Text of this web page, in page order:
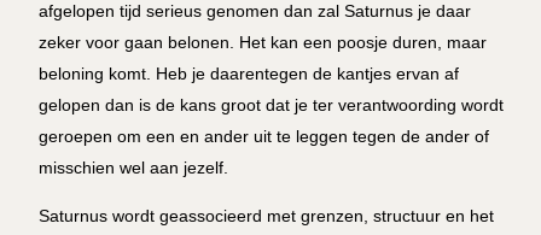
afgelopen tijd serieus genomen dan zal Saturnus je daar
zeker voor gaan belonen. Het kan een poosje duren, maar
beloning komt. Heb je daarentegen de kantjes ervan af
gelopen dan is de kans groot dat je ter verantwoording wordt
geroepen om een en ander uit te leggen tegen de ander of
misschien wel aan jezelf.
Saturnus wordt geassocieerd met grenzen, structuur en het